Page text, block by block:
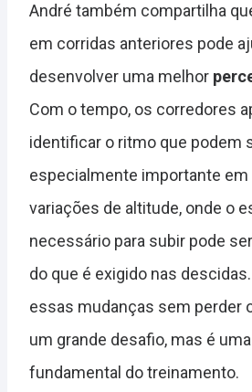
André também compartilha
em corridas anteriores pode
desenvolver uma melhor
Com o tempo, os corredores
identificar o ritmo que podem
especialmente importante
variações de altitude, onde o
necessário para subir pode
do que é exigido nas
essas mudanças sem perder
um grande desafio, mas é
fundamental do treinamento.